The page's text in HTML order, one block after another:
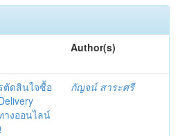
Author(s)
ตัดสินใจซื้อ
างออนไลน์
กัญจน์ สาระศรี